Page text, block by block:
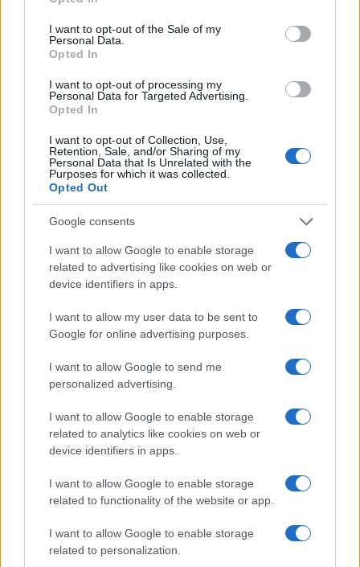
use your data for below specified purposes in below Google
consent section.
I want to opt-out of the Sale of my
Personal Data.
Opted In
I want to opt-out of processing my
Personal Data for Targeted Advertising.
Opted In
I want to opt-out of Collection, Use,
Retention, Sale, and/or Sharing of my
Personal Data that Is Unrelated with the
Purposes for which it was collected.
Opted Out
Google consents
I want to allow Google to enable storage
related to advertising like cookies on web or
device identifiers in apps.
I want to allow my user data to be sent to
Google for online advertising purposes.
I want to allow Google to send me
personalized advertising.
I want to allow Google to enable storage
related to analytics like cookies on web or
device identifiers in apps.
I want to allow Google to enable storage
related to functionality of the website or app.
I want to allow Google to enable storage
related to personalization.
S slavnostno akademijo v
Gasilske zveze Dravske doline
Pol stoletja glasbe na tromeji:
Graška Gora obeležuje 50.
jubilejni festival narodno-
zabavne glasbe
(VIDEO) Skupina iTAK
»Srnica«
Več iz kategorije Črna kronika
V Tolstem vrhu gorela zunanja
lastnik je požar omejil sam
poškodoval voznik e-skiroja
Dravogradu zagorel točilni
avtomat, požar pogasili